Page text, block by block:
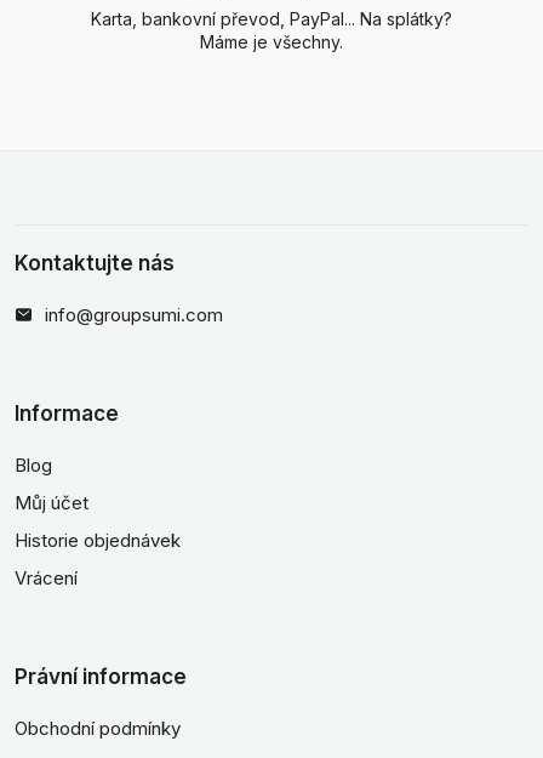
Karta, bankovní převod, PayPal... Na splátky?
Máme je všechny.
Kontaktujte nás
info@groupsumi.com
Informace
Blog
Můj účet
Historie objednávek
Vrácení
Právní informace
Obchodní podmínky